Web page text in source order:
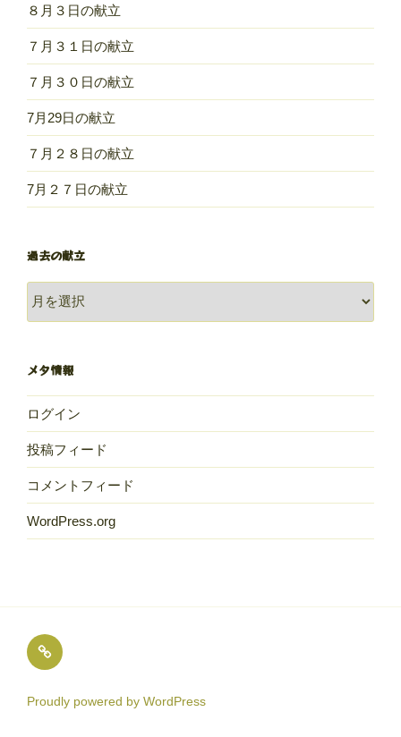
８月３日の献立
７月３１日の献立
７月３０日の献立
7月29日の献立
７月２８日の献立
7月２７日の献立
過去の献立
去
立
メタ情報
ログイン
投稿フィード
コメントフィード
WordPress.org
め
ば
Proudly powered by WordPress